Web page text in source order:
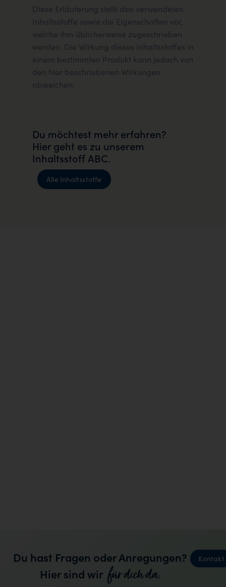
Diese Erläuterung stellt den verwendeten
Inhaltsstoffe sowie die Eigenschaften vor,
welche ihm üblicherweise zugeschrieben
werden. Die Wirkung dieses Inhaltsstoffes in
einem bestimmten Produkt kann jedoch von
den hier beschriebenen Wirkungen
abweichen.
Du möchtest mehr erfahren?
Hier geht es zu unserem
Inhaltsstoff ABC.
Alle Inhaltsstoffe
Du hast Fragen oder Anregungen?
Hier sind wir für dich da.
Kontakt